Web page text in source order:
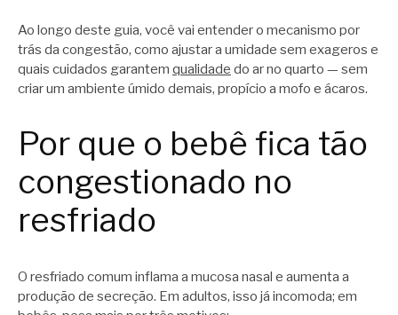
Ao longo deste guia, você vai entender o mecanismo por
trás da congestão, como ajustar a umidade sem exageros e
quais cuidados garantem qualidade do ar no quarto — sem
criar um ambiente úmido demais, propício a mofo e ácaros.
Por que o bebê fica tão
congestionado no
resfriado
O resfriado comum inflama a mucosa nasal e aumenta a
produção de secreção. Em adultos, isso já incomoda; em